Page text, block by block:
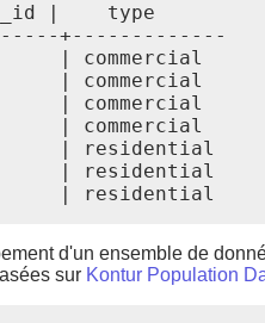
|    type
+-------------
| commercial
| commercial
| commercial
| commercial
| residential
| residential
d'un ensemble de
sur Kontur Population